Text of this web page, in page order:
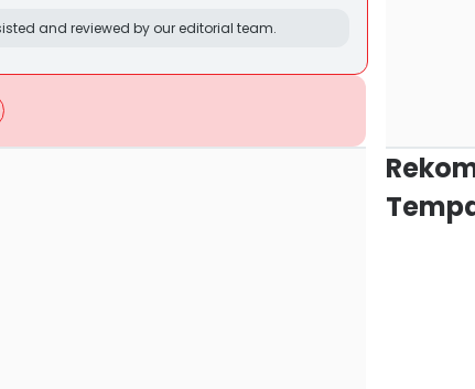
and reviewed by our editorial team.